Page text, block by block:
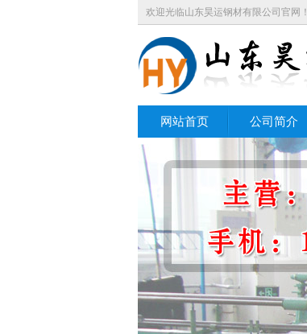
欢迎光临山东昊运钢材有限公司官网！
网站首页 公司简介